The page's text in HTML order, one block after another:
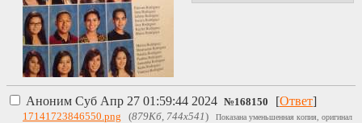
Аноним Суб Апр 27 01:59:44 2024 №168150 [Ответ]
17141723846550.png (879Кб, 744x541)
Показана уменьшенная копия, оригинал